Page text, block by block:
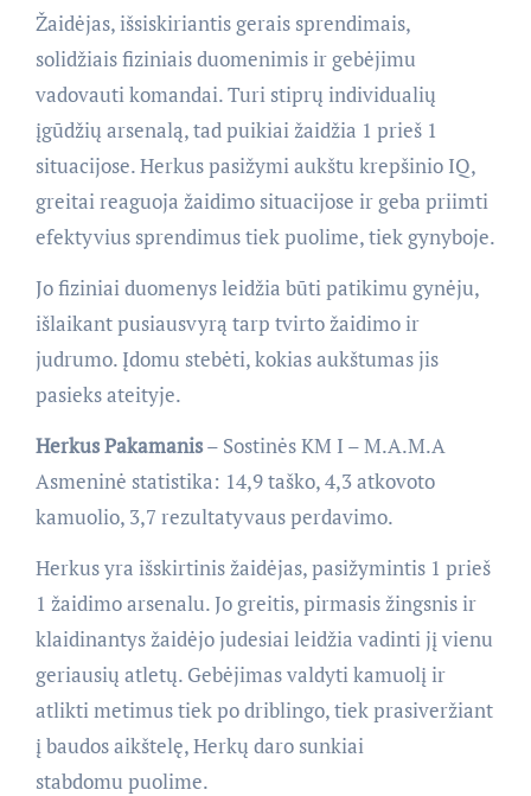
Žaidėjas, išsiskiriantis gerais sprendimais,
solidžiais fiziniais duomenimis ir gebėjimu
vadovauti komandai. Turi stiprų individualių
įgūdžių arsenalą, tad puikiai žaidžia 1 prieš 1
situacijose. Herkus pasižymi aukštu krepšinio IQ,
greitai reaguoja žaidimo situacijose ir geba priimti
efektyvius sprendimus tiek puolime, tiek gynyboje.
Jo fiziniai duomenys leidžia būti patikimu gynėju,
išlaikant pusiausvyrą tarp tvirto žaidimo ir
judrumo. Įdomu stebėti, kokias aukštumas jis
pasieks ateityje.
Herkus Pakamanis– Sostinės KM I – M.A.M.A
Asmeninė statistika: 14,9 taško, 4,3 atkovoto
kamuolio, 3,7 rezultatyvaus perdavimo.
Herkus yra išskirtinis žaidėjas, pasižymintis 1 prieš
1 žaidimo arsenalu. Jo greitis, pirmasis žingsnis ir
klaidinantys žaidėjo judesiai leidžia vadinti jį vienu
geriausių atletų. Gebėjimas valdyti kamuolį ir
atlikti metimus tiek po driblingo, tiek prasiveržiant
į baudos aikštelę, Herkų daro sunkiai
stabdomu puolime.